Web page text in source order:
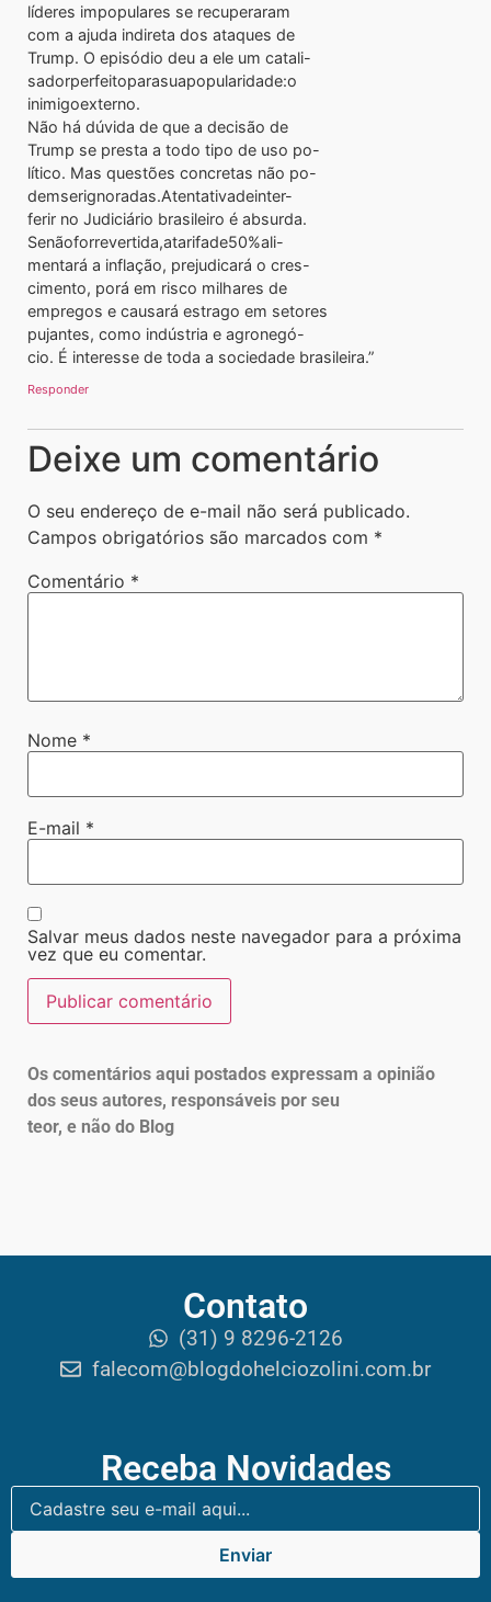
líderes impopulares se recuperaram
com a ajuda indireta dos ataques de
Trump. O episódio deu a ele um catali-
sadorperfeitoparasuapopularidade:o
inimigoexterno.
Não há dúvida de que a decisão de
Trump se presta a todo tipo de uso po-
lítico. Mas questões concretas não po-
demserignoradas.Atentativadeinter-
ferir no Judiciário brasileiro é absurda.
Senãoforrevertida,atarifade50%ali-
mentará a inflação, prejudicará o cres-
cimento, porá em risco milhares de
empregos e causará estrago em setores
pujantes, como indústria e agronegó-
cio. É interesse de toda a sociedade brasileira.”
Responder
Deixe um comentário
O seu endereço de e-mail não será publicado.
Campos obrigatórios são marcados com *
Comentário *
Nome *
E-mail *
Salvar meus dados neste navegador para a próxima
vez que eu comentar.
Os comentários aqui postados expressam a opinião
dos seus autores, responsáveis por seu
teor, e não do Blog
Contato
(31) 9 8296-2126
falecom@blogdohelciozolini.com.br
Receba Novidades
Enviar